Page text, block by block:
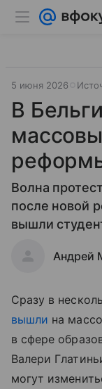
5 июня 2026
В
Волна
после новой
вышли
Андрей
Сразу в
вышли на
в сфере
Валери
могут